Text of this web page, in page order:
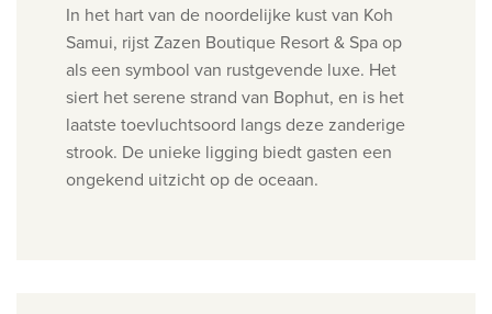
In het hart van de noordelijke kust van Koh
Samui, rijst Zazen Boutique Resort & Spa op
als een symbool van rustgevende luxe. Het
siert het serene strand van Bophut, en is het
laatste toevluchtsoord langs deze zanderige
strook. De unieke ligging biedt gasten een
ongekend uitzicht op de oceaan.